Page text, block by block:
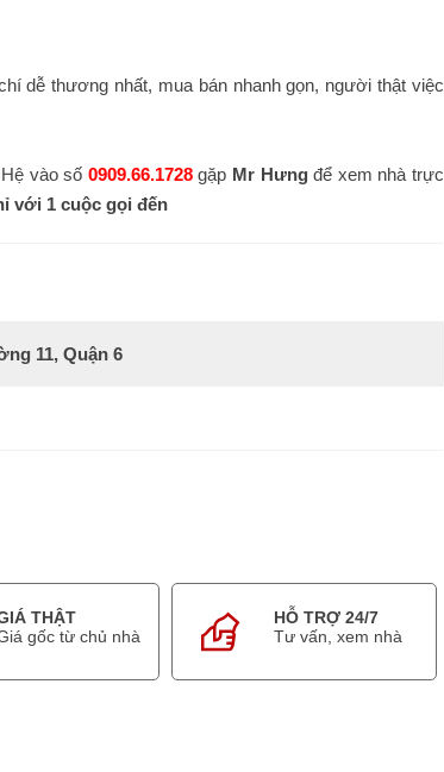
dễ thương nhất, mua bán nhanh gọn, người thật việc
vào số 0909.66.1728gặp Mr Hưngđể xem nhà trực
với 1 cuộc gọi đến
11, Quận 6
THẬT
gốc từ chủ nhà
HỖ TRỢ 24/7
Tư vấn, xem nhà